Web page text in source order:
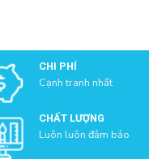
CHI PHÍ
Cạnh tranh nhất
CHẤT LƯỢNG
Luôn luôn đảm bảo